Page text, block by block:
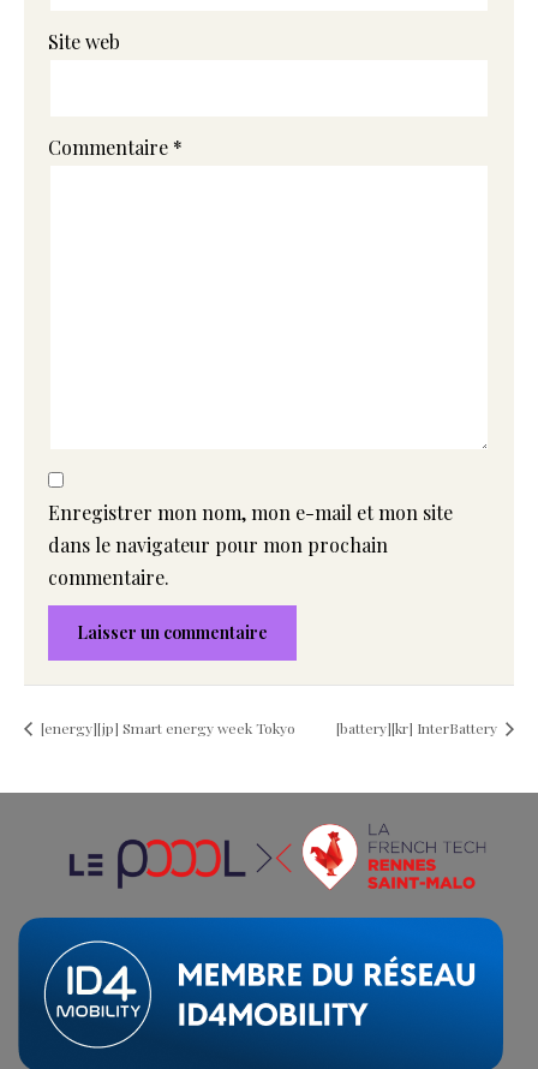
Site web
Commentaire *
Enregistrer mon nom, mon e-mail et mon site
dans le navigateur pour mon prochain
commentaire.
[energy][jp] Smart energy week Tokyo [battery][kr] InterBattery